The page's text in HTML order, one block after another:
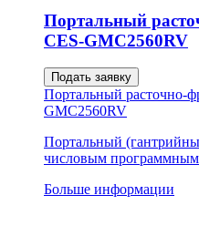
Портальный
CES-GMC2560RV
Подать заявку
Портальный расточно-
GMC2560RV
Портальный
числовым
Больше информации